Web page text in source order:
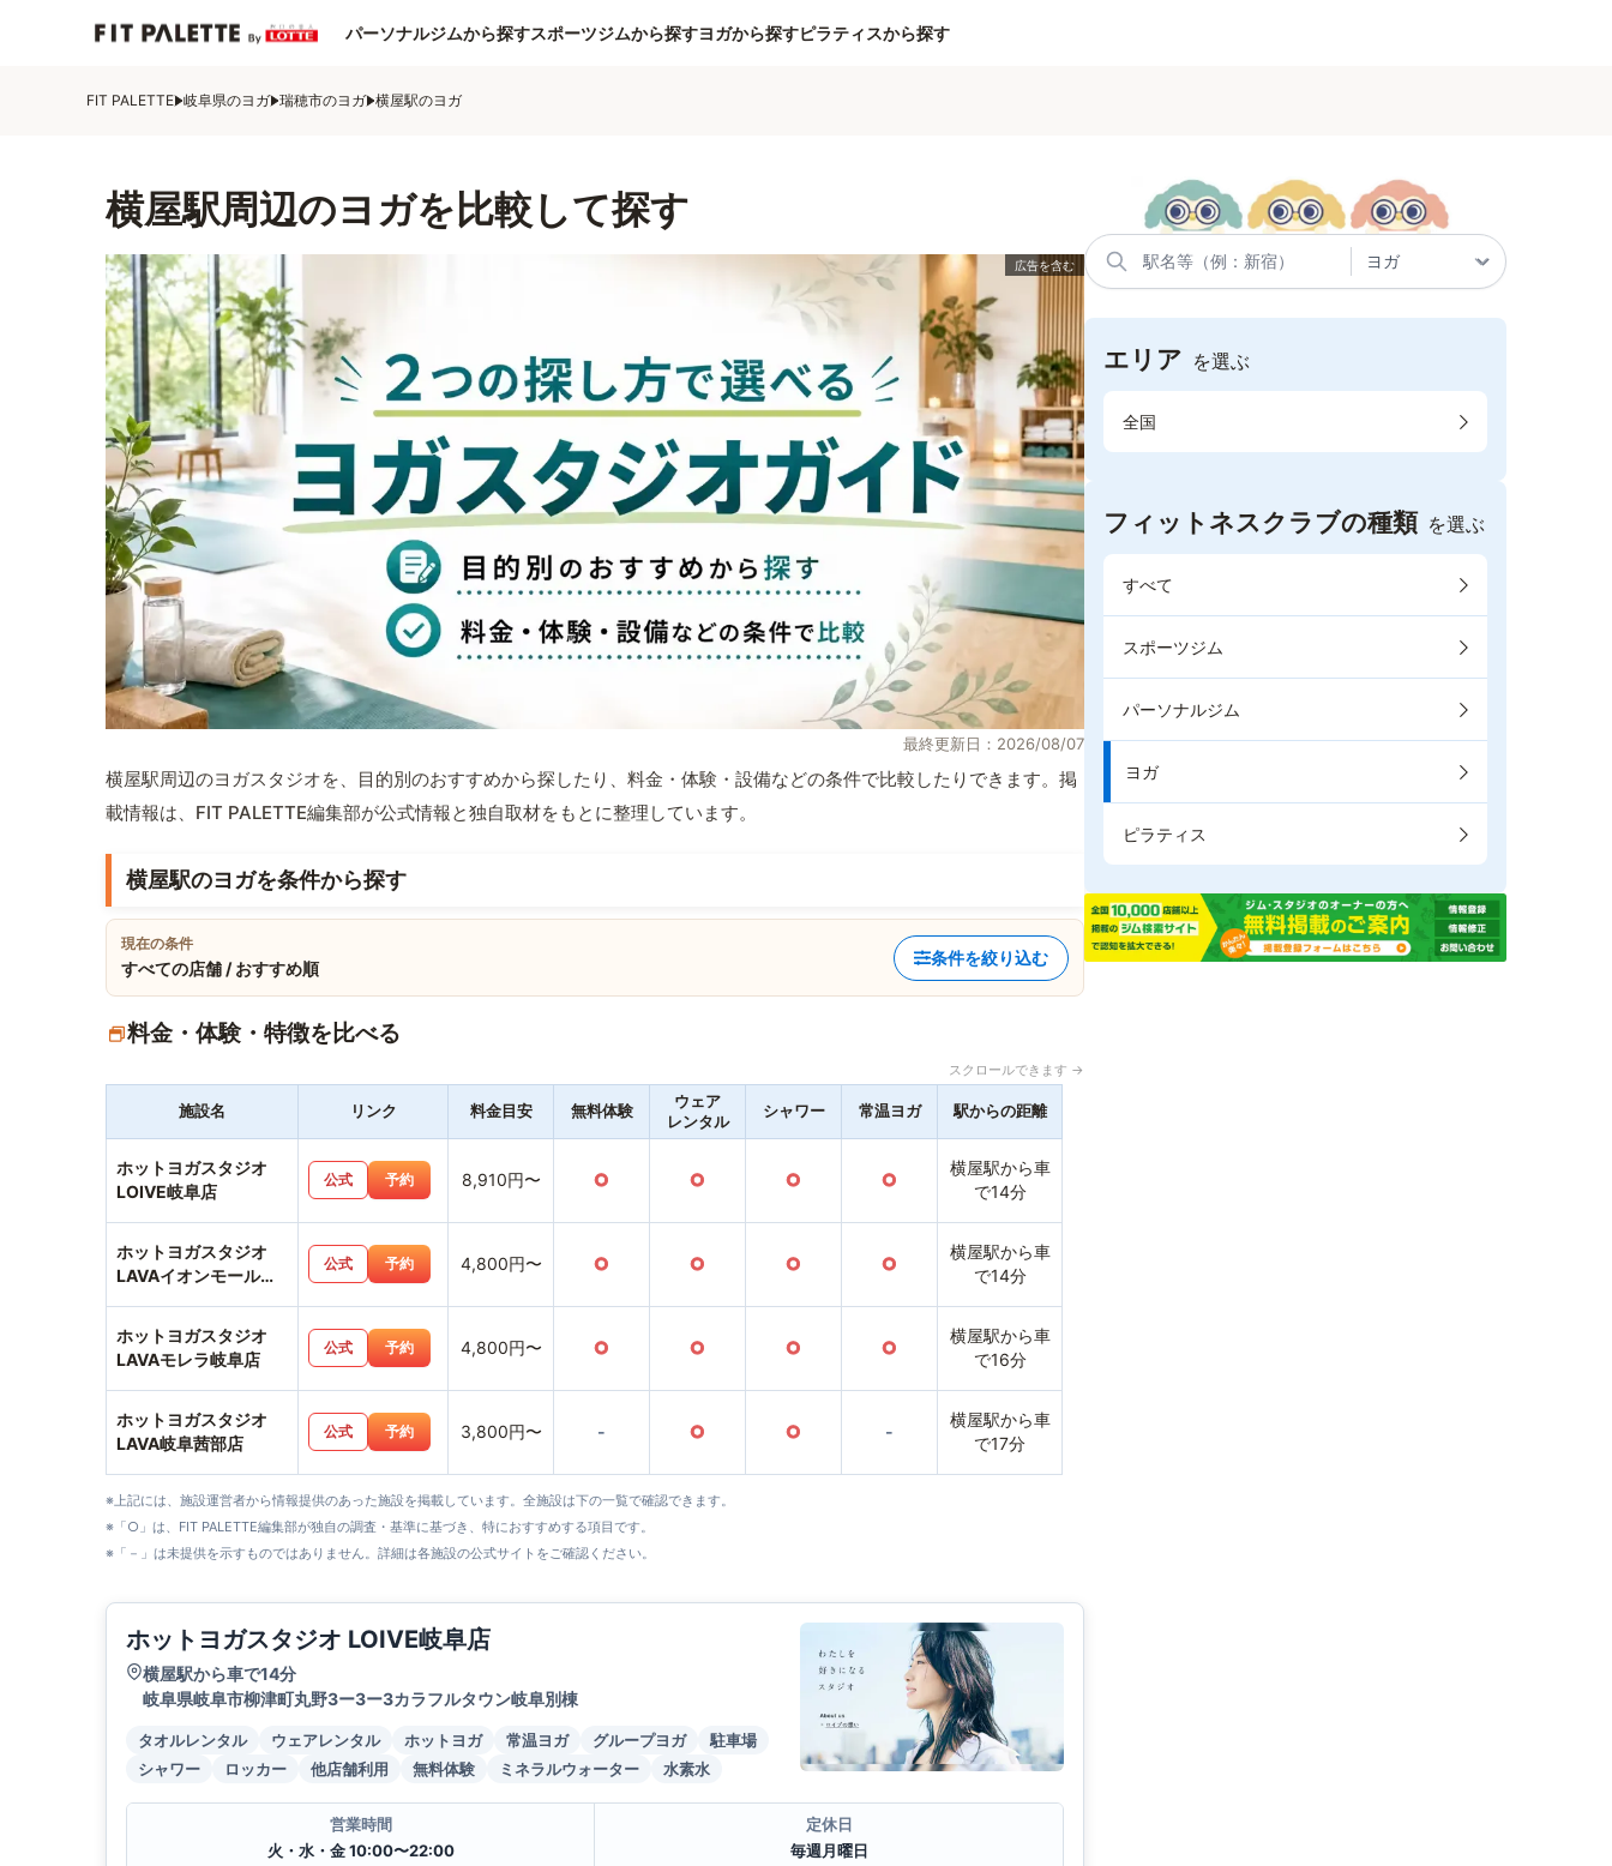
パーソナルジムから探すスポーツジムから探すヨガから探すピラティスから探す
FIT PALETTE 岐阜県のヨガ 瑞穂市のヨガ 横屋駅のヨガ
横屋駅周辺のヨガを比較して探す
最終更新日：2026/08/07
横屋駅周辺のヨガスタジオを、目的別のおすすめから探したり、料金・体験・設備などの条件で比較したりできます。掲
載情報は、FIT PALETTE編集部が公式情報と独自取材をもとに整理しています。
横屋駅のヨガを条件から探す
現在の条件
すべての店舗 / おすすめ順
条件を絞り込む
料金・体験・特徴を比べる
スクロールできます →
施設名 リンク 料金目安 無料体験
ウェア
レンタル
シャワー 常温ヨガ 駅からの距離
ホットヨガスタジオ
LOIVE岐阜店
公式 予約 8,910円〜 ○ ○ ○ ○
横屋駅から車
で14分
ホットヨガスタジオ
LAVAイオンモール大
公式 予約 4,800円〜 ○ ○ ○ ○
横屋駅から車
で14分
ホットヨガスタジオ
LAVAモレラ岐阜店
公式 予約 4,800円〜 ○ ○ ○ ○
横屋駅から車
で16分
ホットヨガスタジオ
LAVA岐阜茜部店
公式 予約 3,800円〜 - ○ ○ -
横屋駅から車
で17分
※上記には、施設運営者から情報提供のあった施設を掲載しています。全施設は下の一覧で確認できます。
※「○」は、FIT PALETTE編集部が独自の調査・基準に基づき、特におすすめする項目です。
※「－」は未提供を示すものではありません。詳細は各施設の公式サイトをご確認ください。
ホットヨガスタジオ LOIVE岐阜店
横屋駅から車で14分
岐阜県岐阜市柳津町丸野3ー3ー3カラフルタウン岐阜別棟
タオルレンタル ウェアレンタル ホットヨガ 常温ヨガ グループヨガ
駐車場
シャワー
ロッカー 他店舗利用 無料体験 ミネラルウォーター 水素水
営業時間
火・水・金 10:00〜22:00
定休日
毎週月曜日
エリア を選ぶ
全国
フィットネスクラブの種類 を選ぶ
すべて
スポーツジム
パーソナルジム
ヨガ
ピラティス